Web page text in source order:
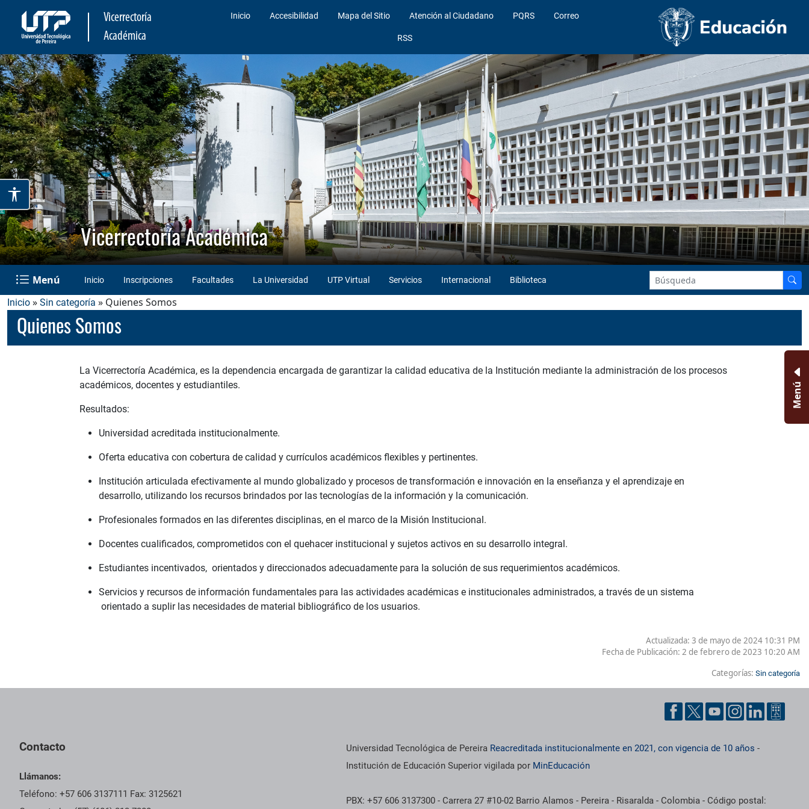
Vicerrectoría
Académica
Inicio Accesibilidad Mapa del Sitio Atención al Ciudadano PQRS Correo
RSS
Vicerrectoría Académica
Menú Inicio Inscripciones Facultades La Universidad UTP Virtual Servicios Internacional Biblioteca
Inicio » Sin categoría » Quienes Somos
Quienes Somos
La Vicerrectoría Académica, es la dependencia encargada de garantizar la calidad educativa de la Institución mediante la administración de los procesos
académicos, docentes y estudiantiles.
Resultados:
Universidad acreditada institucionalmente.
Oferta educativa con cobertura de calidad y currículos académicos flexibles y pertinentes.
Institución articulada efectivamente al mundo globalizado y procesos de transformación e innovación en la enseñanza y el aprendizaje en
desarrollo, utilizando los recursos brindados por las tecnologías de la información y la comunicación.
Profesionales formados en las diferentes disciplinas, en el marco de la Misión Institucional.
Docentes cualificados, comprometidos con el quehacer institucional y sujetos activos en su desarrollo integral.
Estudiantes incentivados, orientados y direccionados adecuadamente para la solución de sus requerimientos académicos.
Servicios y recursos de información fundamentales para las actividades académicas e institucionales administrados, a través de un sistema
orientado a suplir las necesidades de material bibliográfico de los usuarios.
Actualizada: 3 de mayo de 2024 10:31 PM
Fecha de Publicación: 2 de febrero de 2023 10:20 AM
Categorías: Sin categoría
Menú
Contacto
Llámanos:
Teléfono: +57 606 3137111 Fax: 3125621
Universidad Tecnológica de Pereira Reacreditada institucionalmente en 2021, con vigencia de 10 años -
Institución de Educación Superior vigilada por MinEducación
PBX: +57 606 3137300 - Carrera 27 #10-02 Barrio Alamos - Pereira - Risaralda - Colombia - Código postal: